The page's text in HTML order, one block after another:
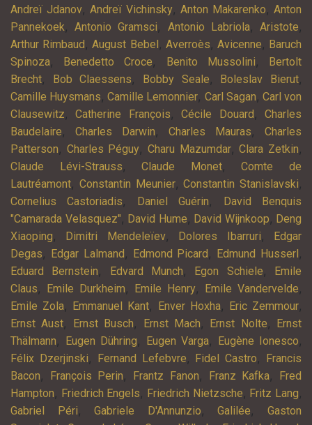
Andreï Jdanov, Andreï Vichinsky, Anton Makarenko, Anton
Pannekoek,Antonio Gramsci, Antonio Labriola,Aristote,
Arthur Rimbaud ,August Bebel , Averroès, Avicenne, Baruch
Spinoza, Benedetto Croce, Benito Mussolini,
Bertolt
Brecht, Bob Claessens, Bobby Seale, Boleslav Bierut,
Camille Huysmans,Camille Lemonnier, Carl Sagan, Carl von
Clausewitz,Catherine François,Cécile Douard ,Charles
Baudelaire, Charles Darwin, Charles Mauras, Charles
Patterson, Charles Péguy,Charu Mazumdar,Clara Zetkin,
Claude Lévi-Strauss,Claude Monet,Comte de
Lautréamont, Constantin Meunier,Constantin Stanislavski,
Cornelius Castoriadis, Daniel Guérin,
David Benquis
"Camarada Velasquez", David Hume, David Wijnkoop, Deng
Xiaoping, Dimitri Mendeleïev, Dolores Ibarruri,
Edgar
Degas, Edgar Lalmand , Edmond Picard , Edmund Husserl ,
Eduard Bernstein, Edvard Munch, Egon Schiele,
Emile
Claus, Emile Durkheim, Emile Henry, Emile Vandervelde,
Emile Zola, Emmanuel Kant, Enver Hoxha, Eric Zemmour,
Ernst Aust, Ernst Busch, Ernst Mach, Ernst Nolte,
Ernst
Thälmann, Eugen Dühring, Eugen Varga, Eugène Ionesco,
Félix Dzerjinski, Fernand Lefebvre, Fidel Castro,
Francis
Bacon, François Perin, Frantz Fanon, Franz Kafka,
Fred
Hampton, Friedrich Engels, Friedrich Nietzsche, Fritz Lang,
Gabriel Péri,Gabriele D'Annunzio,Galilée,Gaston